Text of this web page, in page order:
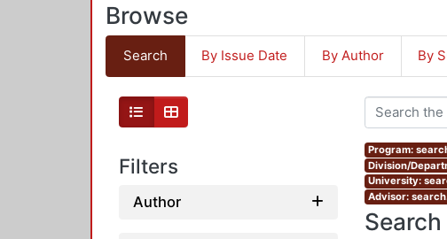
Browse
Search By Issue Date By Author By
Filters
Author
Program:
Division/
University:
Advisor: